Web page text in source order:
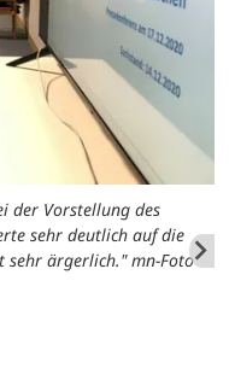
der Vorstellung des
sehr deutlich auf die
sehr ärgerlich." mn-Foto